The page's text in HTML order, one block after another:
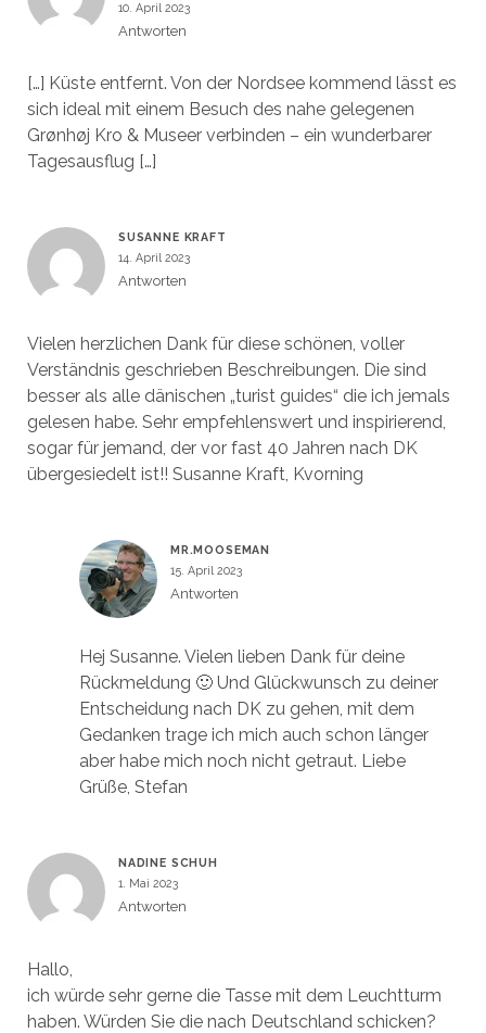
10. April 2023
Antworten
[…] Küste entfernt. Von der Nordsee kommend lässt es
sich ideal mit einem Besuch des nahe gelegenen
Grønhøj Kro & Museer verbinden – ein wunderbarer
Tagesausflug […]
SUSANNE KRAFT
14. April 2023
Antworten
Vielen herzlichen Dank für diese schönen, voller
Verständnis geschrieben Beschreibungen. Die sind
besser als alle dänischen „turist guides“ die ich jemals
gelesen habe. Sehr empfehlenswert und inspirierend,
sogar für jemand, der vor fast 40 Jahren nach DK
übergesiedelt ist!! Susanne Kraft, Kvorning
MR.MOOSEMAN
15. April 2023
Antworten
Hej Susanne. Vielen lieben Dank für deine
Rückmeldung 🙂 Und Glückwunsch zu deiner
Entscheidung nach DK zu gehen, mit dem
Gedanken trage ich mich auch schon länger
aber habe mich noch nicht getraut. Liebe
Grüße, Stefan
NADINE SCHUH
1. Mai 2023
Antworten
Hallo,
ich würde sehr gerne die Tasse mit dem Leuchtturm
haben. Würden Sie die nach Deutschland schicken?